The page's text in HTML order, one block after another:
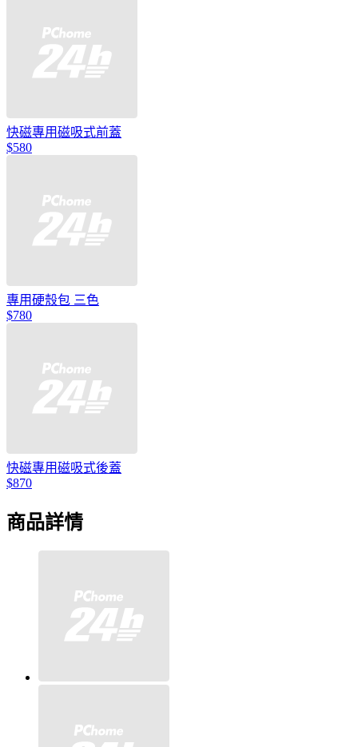
快磁專用磁吸式前蓋
$580
專用硬殼包 三色
$780
快磁專用磁吸式後蓋
$870
商品詳情